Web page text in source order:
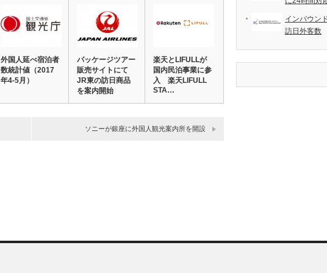
外国人延べ宿泊者
数統計値（2017
年4-5月）
パッケージツアー
販売サイトにて
JR東の訪日商品
を案内開始
楽天とLIFULLが
国内民泊事業に参
入 楽天LIFULL
STA…
ソニーが銀座に外国人観光案内所を開設
インバウン
訪日外客数